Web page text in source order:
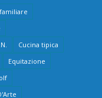
Cucina tipica
Equitazione